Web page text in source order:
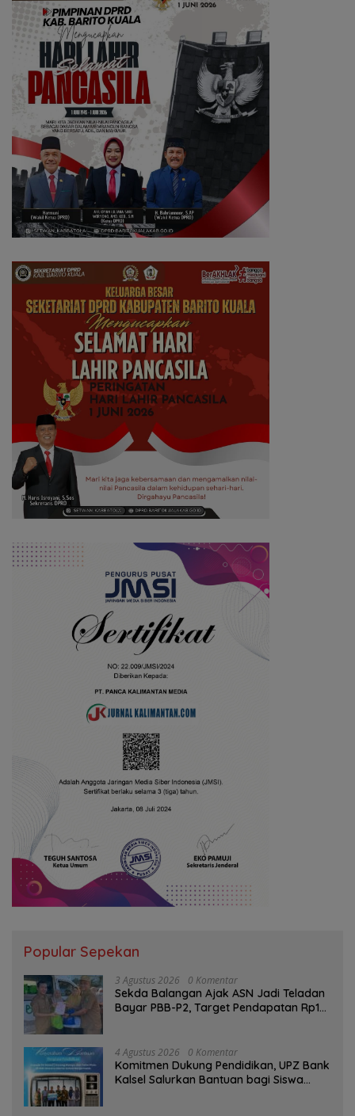
Popular Sepekan
3 Agustus 2026 0 Komentar
Sekda Balangan Ajak ASN Jadi Teladan
Bayar PBB-P2, Target Pendapatan Rp1
4 Agustus 2026 0 Komentar
Komitmen Dukung Pendidikan, UPZ Bank
Kalsel Salurkan Bantuan bagi Siswa